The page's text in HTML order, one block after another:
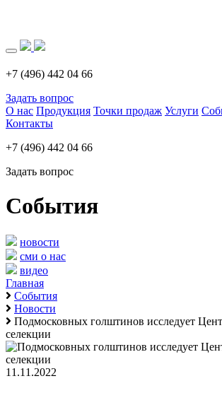
+7 (496) 442 04 66
Задать вопрос
О нас Продукция Точки продаж Услуги
Контакты
+7 (496) 442 04 66
Задать вопрос
События
новости
сми о нас
видео
Главная
События
Новости
Подмосковных голштинов исследует
селекции
11.11.2022